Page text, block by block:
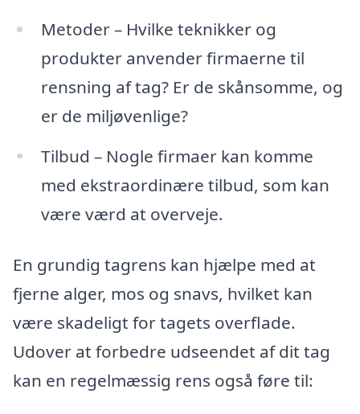
Metoder – Hvilke teknikker og
produkter anvender firmaerne til
rensning af tag? Er de skånsomme, og
er de miljøvenlige?
Tilbud – Nogle firmaer kan komme
med ekstraordinære tilbud, som kan
være værd at overveje.
En grundig tagrens kan hjælpe med at
fjerne alger, mos og snavs, hvilket kan
være skadeligt for tagets overflade.
Udover at forbedre udseendet af dit tag
kan en regelmæssig rens også føre til: